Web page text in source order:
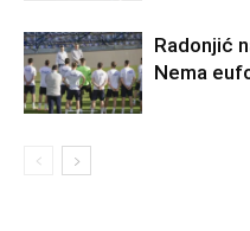
Radonjić
Nema